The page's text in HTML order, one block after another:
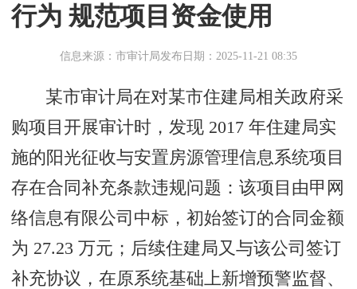
行为 规范项目资金使用
信息来源：市审计局发布日期：2025-11-21 08:35
某市审计局在对某市住建局相关政府采
购项目开展审计时，发现 2017 年住建局实
施的阳光征收与安置房源管理信息系统项目
存在合同补充条款违规问题：该项目由甲网
络信息有限公司中标，初始签订的合同金额
为 27.23 万元；后续住建局又与该公司签订
补充协议，在原系统基础上新增预警监督、